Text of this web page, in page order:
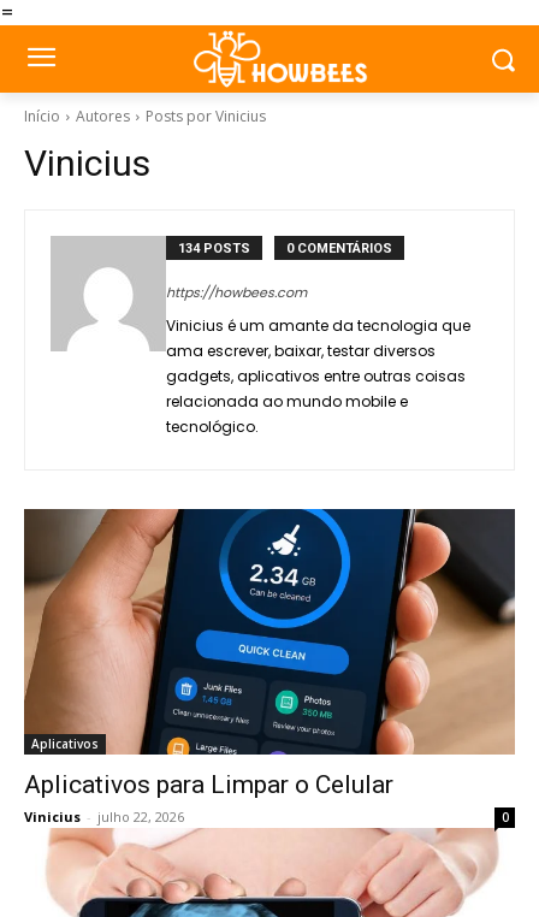
=
Início Autores Posts por Vinicius
Vinicius
134 POSTS 0 COMENTÁRIOS
https://howbees.com
Vinicius é um amante da tecnologia que
ama escrever, baixar, testar diversos
gadgets, aplicativos entre outras coisas
relacionada ao mundo mobile e
tecnológico.
Aplicativos
Aplicativos para Limpar o Celular
Vinicius - julho 22, 2026 0